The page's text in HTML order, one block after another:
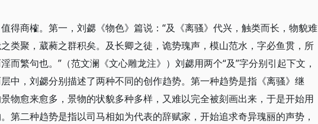
得商榷。第一，刘勰《物色》篇说：“及《离骚》代兴，触类而长，物貌难
类聚，葳蕤之群积矣。及长卿之徒，诡势瑰声，模山范水，字必鱼贯，所
而繁句也。”（范文澜《文心雕龙注》）刘勰用两个“及”字分别引起下文，
中，刘勰分别描述了两种不同的创作趋势。第一种趋势是指《离骚》继
景物愈来愈多，景物的状貌多种多样，又难以完全被刻画出来，于是开始用
第二种趋势是指以司马相如为代表的辞赋家，开始追求奇异瑰丽的声势，